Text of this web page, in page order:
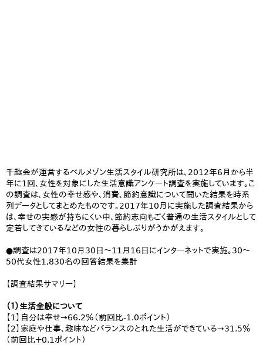
千趣会が運営するベルメゾン生活スタイル研究所は、2012年6月から半
年に1回、女性を対象にした生活意識アンケート調査を実施しています。こ
の調査は、女性の幸せ感や、消費、節約意識について聞いた結果を時系
列データとしてまとめたものです。2017年10月に実施した調査結果から
は、幸せの実感が持ちにくい中、節約志向もごく普通の生活スタイルとして
定着してきているなどの女性の暮らしぶりがうかがえます。
●調査は2017年10月30日～11月16日にインターネットで実施。30～
50代女性1,830名の回答結果を集計
【調査結果サマリー】
（１）生活全般について
【1】自分は幸せ→66.2％（前回比-1.0ポイント）
【2】家庭や仕事、趣味などバランスのとれた生活ができている→31.5％
（前回比＋0.1ポイント）